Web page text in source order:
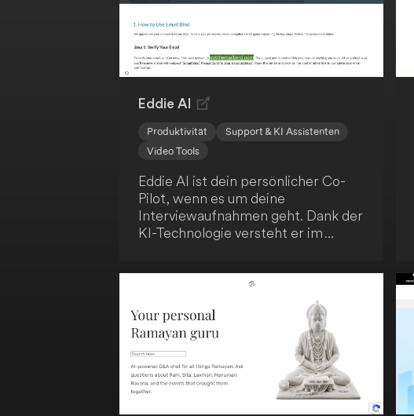
Eddie AI
Produktivität
Support & KI Assistenten
Video Tools
Eddie AI ist dein persönlicher Co-
Pilot, wenn es um deine
Interviewaufnahmen geht. Dank der
KI-Technologie versteht er im
Aufnahmen blitzschnell bearbeiten.
anfordern, deine Schnitte
prägnanter gestalten und nahtlos
mit Eddie iterieren. Anschließend
exportierst du die Ergebnisse ganz
einfach als MP4 oder arbeitest sie in
Adobe, DaVinci Resolve und FCP